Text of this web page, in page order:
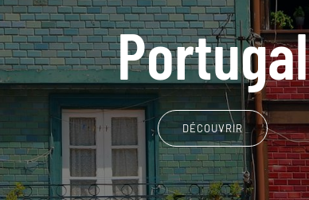
Portugal
DÉCOUVRIR